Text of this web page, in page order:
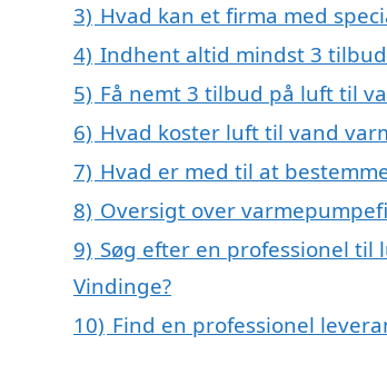
3) Hvad kan et firma med
4) Indhent altid mindst 3
5) Få nemt 3 tilbud på luft til
6) Hvad koster luft til vand
7) Hvad er med til at
8) Oversigt over
9) Søg efter en professionel
Vindinge?
10) Find en professionel